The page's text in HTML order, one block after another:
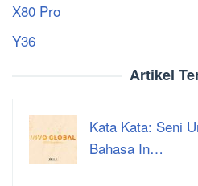
X80 Pro
Y36
Artikel
Kata Kata: Seni
Bahasa In…